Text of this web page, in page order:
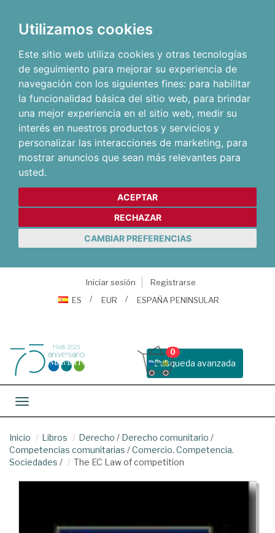
Utilizamos cookies
Este sitio web utiliza cookies y otras tecnologías
de seguimiento para mejorar su experiencia de
navegación con los siguientes fines: para habilitar
la funcionalidad básica del sitio web, para brindar
una mejor experiencia en el sitio web, medir su
interés en nuestros productos y servicios y
personalizar las interacciones de marketing, para
mostrar anuncios que sean más relevantes para
usted.
ACEPTAR
RECHAZAR
CAMBIAR PREFERENCIAS
Iniciar sesión
Registrarse
ES
EUR ESPAÑA PENINSULAR
Busqueda avanzada
0
Toggle navigation
Inicio Libros Derecho / Derecho comunitario /
Competencias comunitarias /Comercio. Competencia.
Sociedades / The EC Law of competition